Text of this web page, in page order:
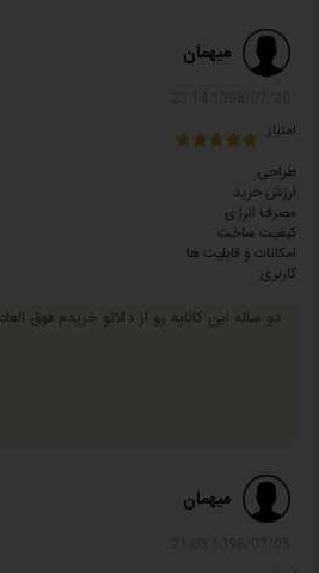
میهمان
امتیاز
طراحی
ارزش خرید
مصرف انرژی
کیفیت ساخت
امکانات و قابلیت ها
کاربری
دو ساله این کاناپه رو از دالانو خریدم فوق
میهمان